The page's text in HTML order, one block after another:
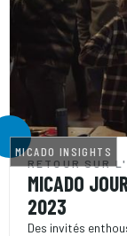
MICADO INSIGHTS
RETOUR SUR
MICADO
2023
Des invités